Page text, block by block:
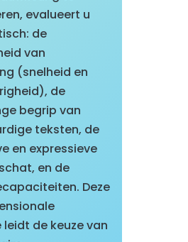
evalueert u
de
van
(snelheid en
de
begrip van
teksten, de
en expressieve
en de
Deze
de keuze van